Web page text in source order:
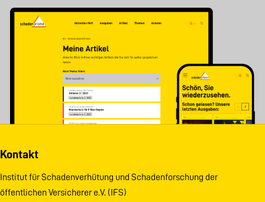
Kontakt
Institut für Schadenverhütung und Schadenforschung der
öffentlichen Versicherer e.V. (IFS)